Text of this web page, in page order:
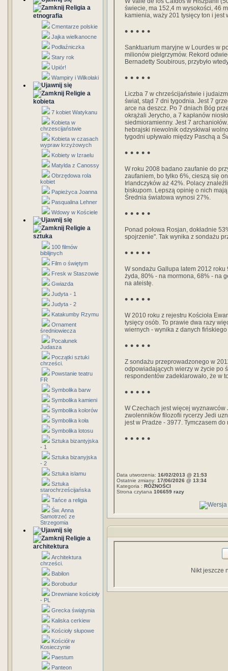
Religia a
etnografia
Cmentarze polskie
Jajka wielkanocne
Podłaźniczka
Stary rok
Upiór!
Wampiry i Wilkołaki
Religie a
kobieta
7 kobiet Watykanu
Kobieta w
chrzescijaństwie
Kobieta w czasach
wypraw krzyżowych
Kobiety w Izraelu
Matylda z Canossy
Obrzędowa rola
kobiet
Papieżyca Joanna
Pasqualina Lehner
Wdowy w Kościele
Religie a
sztuka
100 filmów
biblijnych
Film o świętym
Fresk w Staszowie
Gwiazda
Judyta - 1
Judyta - 2
Katakumby Rzymu
Ornament
średniowiecza
Pocałunek
Judasza
Początki sztuki
chrześci.
Powstanie teatru
FR
Symbolika barw
Symbolika kamieni
Symbolika kolorów
Symbolika koła
Symbolika lotosu
Sztuka bizantyjska
- 1
Sztuka bizanyjska
- 2
Sztuka islamu
Sztuka
starochrześcijańska
Tańce a religia
Św. Anna
Samotrzeć ze
Strzegomia
Religie a
architektura
Architektura
chrześci.
Babilon
Borobudur
Drewniane kościoły
- PL
Grecka świątynia
Kaliska cerkiew
Kościoły słupowe
Kościół w
Kosieczynie
Paestum
Panteon
świecie, ma 152,4 m wysokości, 46
kamienia, waży 201 tysięcy ton i jest
• • • • •
Sanktuarium maryjne w Lourdes w
milionów pielgrzymów. Rekord
Bernadetty Soubirous, przybyło
• • • • •
Liczba 7 w chrześcijaństwie i
świat, stąd 7 dni tygodnia. Jest 7
arce na deszcz. Po 7 dniach Bóg
okrążali Jerycho, a 7 kapłanów
siedmioramienny. Jest 7
hebrajski niewolnik odzyskiwał
tygodni upływało między Paschą a
• • • • •
W roku 2008 badano zaufanie do
zaufaniem, bo tylko 6%, cieszą się
Irlandczyków aż 42%. Polacy
biskupom. Lepszą opinię o nich
Średnia światowa wynosi 27%.
• • • • •
Ponad połowa Rosjan, dokładnie
spojrzenie". Tak wynika z sondażu
• • • • •
W sondażu Gallupa latem 2012 roku
żyda, 80% - na mormona, 68% - na
na ateistę.
• • • • •
W 2010 roku z rejestru Kościoła
tysięcy osób. To prawie dwa razy
wiernych - wynika z danych
• • • • •
Z sondażu przeprowadzonego w
odpowiadających wierzy w życie po
respondentów zadeklarowało, że w
• • • • •
W Czechach jest więcej wyznawców
zwolenników filozofii rycerzy Jedi
jest w Pradze - 3977. Tymczasem
• • • • •
Data utworzenia: 16/02/2013 @ 21:53
Ostatnie zmiany: 17/06/2026 @ 13:34
Kategoria : RÓŻNOŚCI
Strona czytana 106659 razy
Nikt jeszcze